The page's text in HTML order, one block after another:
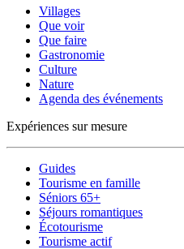
Villages
Que voir
Que faire
Gastronomie
Culture
Nature
Agenda des événements
Expériences sur mesure
Guides
Tourisme en famille
Séniors 65+
Séjours romantiques
Écotourisme
Tourisme actif